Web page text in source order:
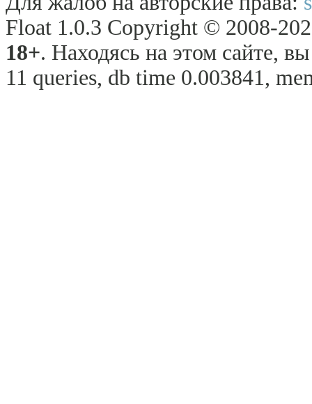
Float 1.0.3 Copyright © 2008-
18+. Находясь на этом сайте,
11 queries, db time 0.003841,